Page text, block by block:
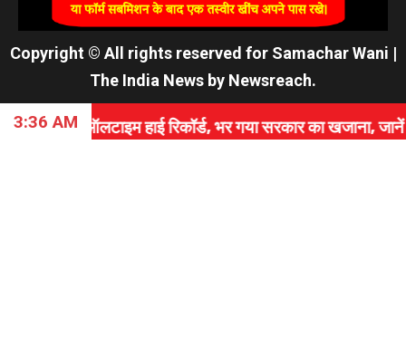
Copyright © All rights reserved for Samachar Wani |
The India News by Newsreach.
3:36 AM
रिकॉर्ड, भर गया सरकार का खजाना, जानें कैसे रचा इतिहास।